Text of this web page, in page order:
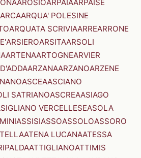
AROSIOARPAIAARPAISE
ARQUA' POLESINE
ARQUATA SCRIVIAARREARRONE
ARSIEROARSITAARSOLI
ARTENAARTOGNEARVIER
ARZANAARZANOARZENE
ASCEAASCIANO
SATRIANOASCREAASIAGO
VERCELLESEASOLA
ASSISIASSOASSOLOASSORO
ATENA LUCANAATESSA
ATTIGLIANOATTIMIS